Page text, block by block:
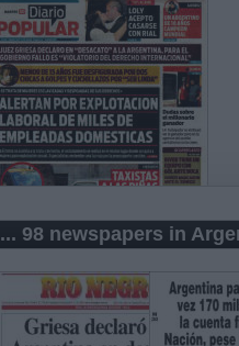
... 98 newspapers in